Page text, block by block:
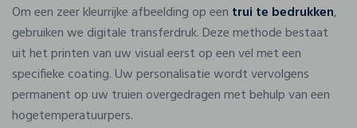
Om een zeer kleurrijke afbeelding op een trui te bedrukken,
gebruiken we digitale transferdruk. Deze methode bestaat
uit het printen van uw visual eerst op een vel met een
specifieke coating. Uw personalisatie wordt vervolgens
permanent op uw truien overgedragen met behulp van een
hogetemperatuurpers.